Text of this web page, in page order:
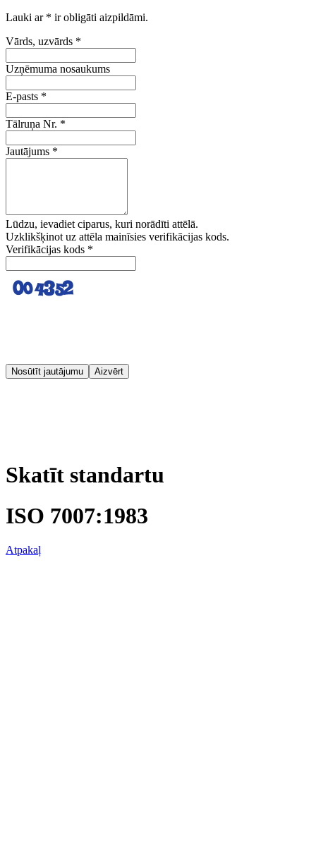
Lauki ar * ir obligāti aizpildāmi.
Vārds, uzvārds *
Uzņēmuma nosaukums
E-pasts *
Tālruņa Nr. *
Jautājums *
Lūdzu, ievadiet ciparus, kuri norādīti attēlā.
Uzklikšķinot uz attēla mainīsies verifikācijas kods.
Verifikācijas kods *
Nosūtīt jautājumu Aizvērt
Skatīt standartu
ISO 7007:1983
Atpakaļ